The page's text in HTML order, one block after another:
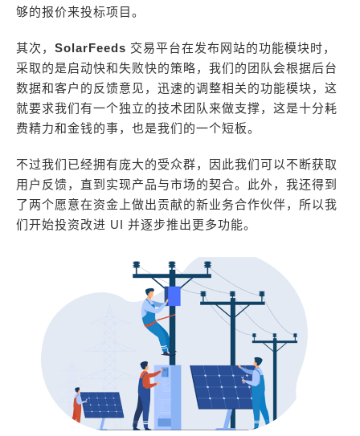
够的报价来投标项目。
其次， SolarFeeds 交易平台在发布网站的功能模块时，
采取的是启动快和失败快的策略，我们的团队会根据后台
数据和客户的反馈意见，迅速的调整相关的功能模块，这
就要求我们有一个独立的技术团队来做支撑，这是十分耗
费精力和金钱的事，也是我们的一个短板。
不过我们已经拥有庞大的受众群，因此我们可以不断获取
用户反馈，直到实现产品与市场的契合。此外，我还得到
了两个愿意在资金上做出贡献的新业务合作伙伴，所以我
们开始投资改进 UI 并逐步推出更多功能。